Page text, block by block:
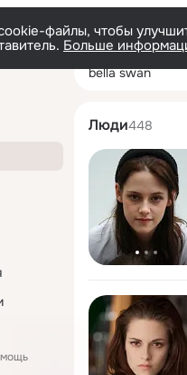
файлы, чтобы
Больше
bella swan
Люди448